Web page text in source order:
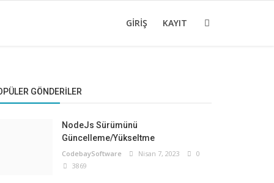
GIRIŞ KAYIT
GÖNDERILER
NodeJs Sürümünü
Güncelleme/Yükseltme
CodebaySoftware Nisan 7, 2023
0
3869